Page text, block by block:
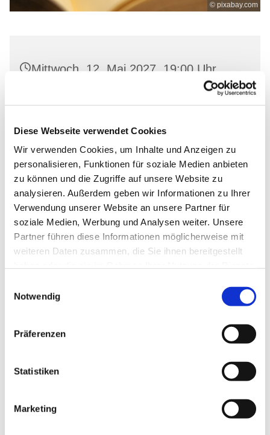
Diese Webseite verwendet Cookies
Wir verwenden Cookies, um Inhalte und Anzeigen zu
personalisieren, Funktionen für soziale Medien anbieten
zu können und die Zugriffe auf unsere Website zu
analysieren. Außerdem geben wir Informationen zu Ihrer
Verwendung unserer Website an unsere Partner für
soziale Medien, Werbung und Analysen weiter. Unsere
Partner führen diese Informationen möglicherweise mit
weiteren Daten zusammen, die Sie ihnen bereitgestellt
Notwendig
Präferenzen
Statistiken
Marketing
© pixabay.com
Mittwoch, 12. Mai 2027, 19:00 Uhr